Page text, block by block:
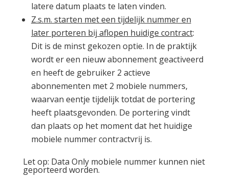
latere datum plaats te laten vinden.
Z.s.m. starten met een tijdelijk nummer en
later porteren bij aflopen huidige contract:
Dit is de minst gekozen optie. In de praktijk
wordt er een nieuw abonnement geactiveerd
en heeft de gebruiker 2 actieve
abonnementen met 2 mobiele nummers,
waarvan eentje tijdelijk totdat de portering
heeft plaatsgevonden. De portering vindt
dan plaats op het moment dat het huidige
mobiele nummer contractvrij is.
Let op: Data Only mobiele nummer kunnen niet
geporteerd worden.